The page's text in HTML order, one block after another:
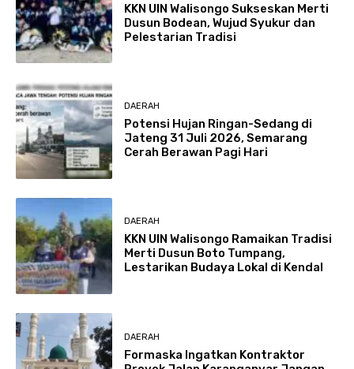
KKN UIN Walisongo Sukseskan Merti
Dusun Bodean, Wujud Syukur dan
Pelestarian Tradisi
DAERAH
Potensi Hujan Ringan-Sedang di
Jateng 31 Juli 2026, Semarang
Cerah Berawan Pagi Hari
DAERAH
KKN UIN Walisongo Ramaikan Tradisi
Merti Dusun Boto Tumpang,
Lestarikan Budaya Lokal di Kendal
DAERAH
Formaska Ingatkan Kontraktor